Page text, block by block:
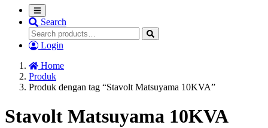
Search
Login
Home
Produk
Produk dengan tag “Stavolt Matsuyama 10KVA”
Stavolt Matsuyama 10KVA